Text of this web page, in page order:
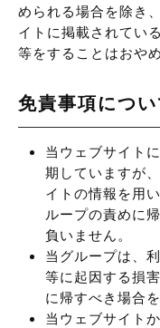
められる場合を除き
イトに掲載されてい
等をすることはおや
免責事項につい
当ウェブサイト
期していますが
イトの情報を用
ループの責めに
負いません。
当グループは、
等に起因する損
に帰すべき場合
当ウェブサイト